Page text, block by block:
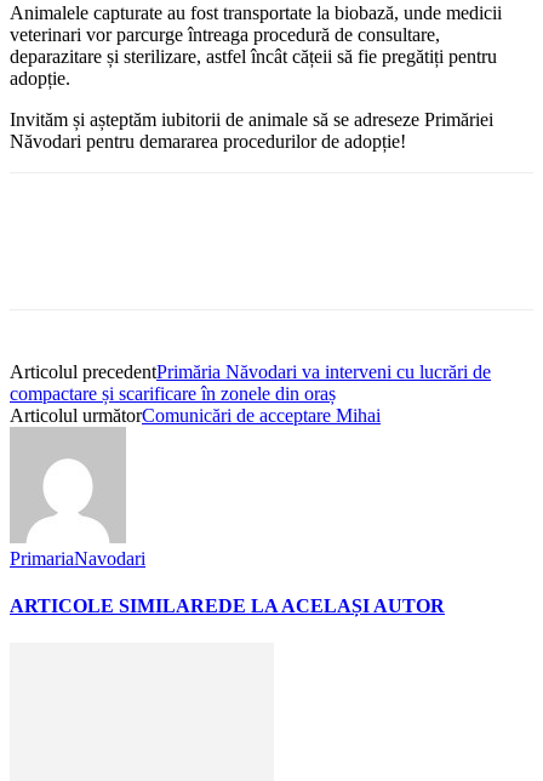
Animalele capturate au fost transportate la biobază, unde medicii
veterinari vor parcurge întreaga procedură de consultare,
deparazitare și sterilizare, astfel încât cățeii să fie pregătiți pentru
adopție.
Invităm și așteptăm iubitorii de animale să se adreseze Primăriei
Năvodari pentru demararea procedurilor de adopție!
Articolul precedentPrimăria Năvodari va interveni cu lucrări de
compactare și scarificare în zonele din oraș
Articolul următorComunicări de acceptare Mihai
PrimariaNavodari
ARTICOLE SIMILAREDE LA ACELAȘI AUTOR